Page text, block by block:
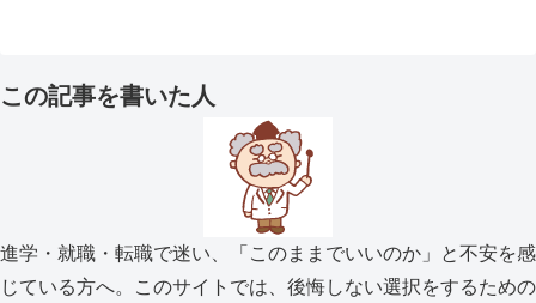
この記事を書いた人
進学・就職・転職で迷い、「このままでいいのか」と不安を感
じている方へ。このサイトでは、後悔しない選択をするための